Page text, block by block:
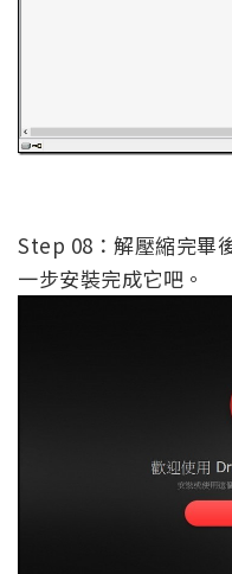
Step 08：解壓縮完畢
一步安裝完成它吧。